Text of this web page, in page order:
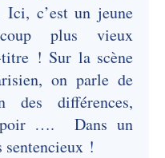
Ici, c’est un jeune
plus vieux
! Sur la scène
on parle de
des différences,
…. Dans un
!